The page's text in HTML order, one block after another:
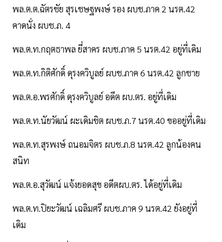
พล.ต.ต.ฉัตรชัย สุรเชษฐพงษ์ รอง ผบช.ภาค 2 นรต.42
คาดนั่ง ผบช.ภ. 4
พล.ต.ท.กฤตธาพล ยี่สาคร ผบช.ภาค 5 นรต.42 อยู่ที่เดิม
พล.ต.ท.กิติศักดิ์ ดุรงควิบูลย์ ผบช.ภาค 6 นรต.42 ลูกชาย
พล.ต.อ.พรศักดิ์ ดุรงควิบูลย์ อดีต ผบ.ตร. อยู่ที่เดิม
พล.ต.ท.นัยวัฒน์ ผะเดิมชิต ผบช.ภ.7 นรต.40 ขออยู่ที่เดิม
พล.ต.ท.สุรพงษ์ ถนอมจิตร ผบช.ภ.8 นรต.42 ลูกน้องคน
สนิท
พล.ต.อ.สุวัฒน์ แจ้งยอดสุข อดีตผบ.ตร. ได้อยู่ที่เดิม
พล.ต.ท.ปิยะวัฒน์ เฉลิมศรี ผบช.ภาค 9 นรต.42 ยังอยู่ที่
เดิม